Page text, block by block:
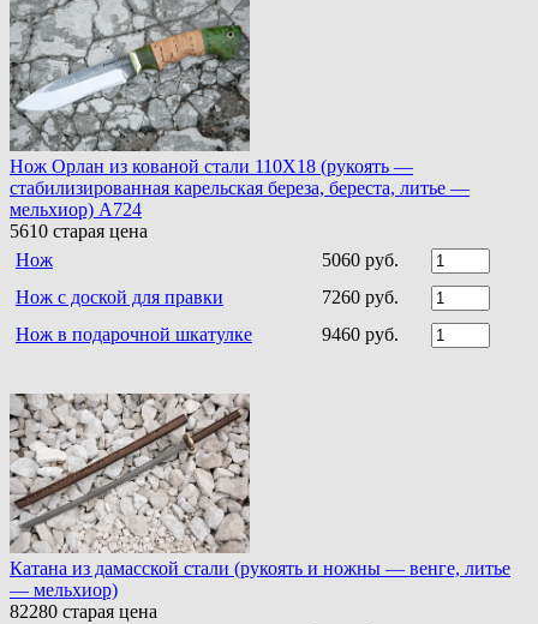
Нож Орлан из кованой стали 110Х18 (рукоять —
стабилизированная карельская береза, береста, литье —
мельхиор) A724
5610 старая цена
Нож
5060 руб.
Нож с доской для правки
7260 руб.
Нож в подарочной шкатулке
9460 руб.
Катана из дамасской стали (рукоять и ножны — венге, литье
— мельхиор)
82280 старая цена